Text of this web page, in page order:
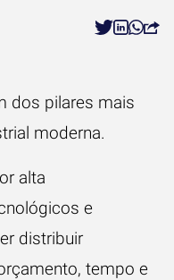
dos pilares mais
moderna.
alta
e
distribuir
tempo e